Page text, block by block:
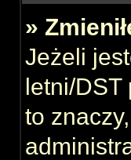
»
Jeżeli
letni/DST
to